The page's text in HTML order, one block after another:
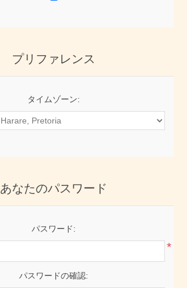
プリファレンス
タイムゾーン:
あなたのパスワード
パスワード:
*
パスワードの確認: